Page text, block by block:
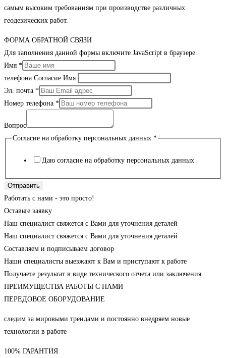
самым высоким требованиям при производстве различных
геодезических работ.
ФОРМА ОБРАТНОЙ СВЯЗИ
Для заполнения данной формы включите JavaScript в браузере.
Имя *
телефона Согласие Имя
Эл. почта *
Номер телефона *
Вопрос
Согласие на обработку персональных данных *
Даю согласие на обработку персональных данных
Отправить
Работать с нами - это просто!
Оставьте заявку
Наш специалист свяжется с Вами для уточнения деталей
Наш специалист свяжется с Вами для уточнения деталей
Составляем и подписываем договор
Наши специалисты выезжают к Вам и приступают к работе
Получаете результат в виде технического отчета или заключения
ПРЕИМУЩЕСТВА РАБОТЫ С НАМИ
ПЕРЕДОВОЕ ОБОРУДОВАНИЕ
следим за мировыми трендами и постоянно внедряем новые
технологии в работе
100% ГАРАНТИЯ